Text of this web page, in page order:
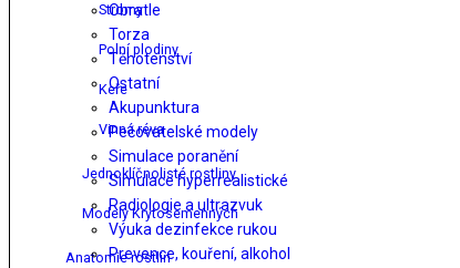
Obratle
Torza
Těhotenství
Ostatní
Akupunktura
Pečovatelské modely
Simulace poranění
Simulace hyperrealistické
Radiologie a ultrazvuk
Výuka dezinfekce rukou
Prevence, kouření, alkohol
Stromy
Polní plodiny
Keře
Vinná réva
Jednoklíčnolisté rostliny
Modely Krytosemenných
Anatomie rostlin